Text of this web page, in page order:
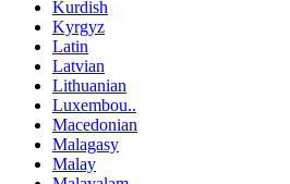
Kurdish
Kyrgyz
Latin
Latvian
Lithuanian
Luxembou..
Macedonian
Malagasy
Malay